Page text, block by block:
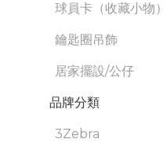
球員卡（收藏小物）
鑰匙圈吊飾
居家擺設/公仔
品牌分類
3Zebra